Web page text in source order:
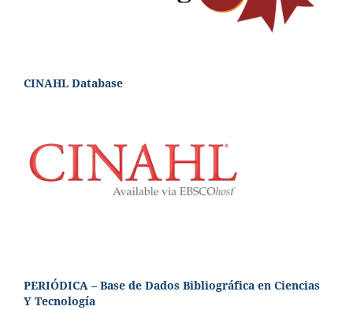
CINAHL Database
PERIÓDICA – Base de Dados Bibliográfica en Ciencias
Y Tecnología